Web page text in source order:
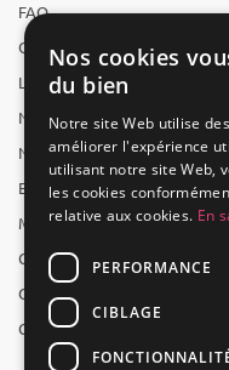
FAQ
Qui sommes-nous ?
L'équipe
Nous recrutons
Nos partenaires
Espace presse
Mentions légales
CGV
CGU
Contact
Nos cookies
du bien
Notre site Web utilise
améliorer l'expérience
utilisant notre site Web,
les cookies
relative aux cookies. En
PERFORMANCE
CIBLAGE